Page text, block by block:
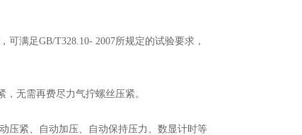
满足GB/T328.10- 2007所规定的试验要求，
无需再费尽力气拧螺丝压紧。
紧、自动加压、自动保持压力、数显计时等